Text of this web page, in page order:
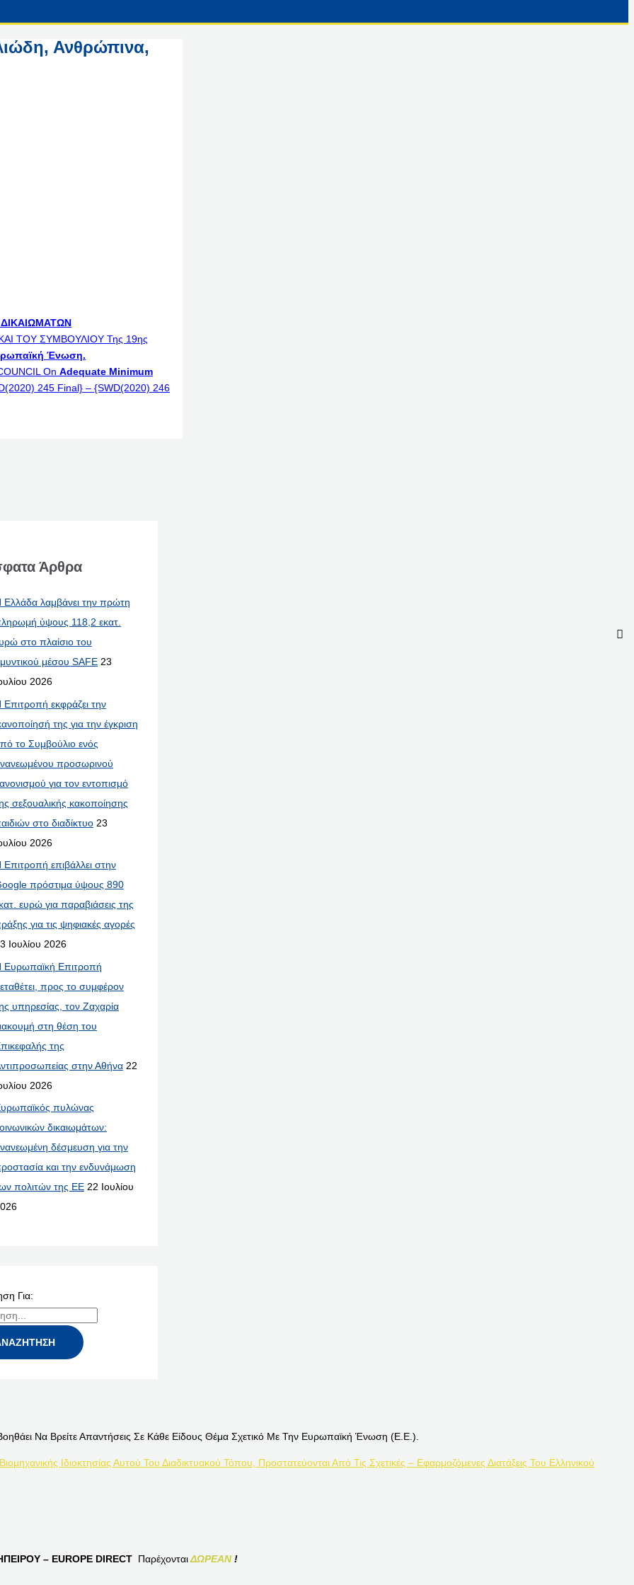
Ανθρώπινα,
ΤΟΥ ΣΥΜΒΟΥΛΙΟΥ Της 19ης
Ένωση.
On Adequate Minimum
245 Final} – {SWD(2020) 246
Άρθρα
Ελλάδα λαμβάνει την πρώτη
ύψους 118,2 εκατ.
στο πλαίσιο του
μέσου SAFE 23
2026
Επιτροπή εκφράζει την
της για την έγκριση
το Συμβούλιο ενός
προσωρινού
για τον εντοπισμό
σεξουαλικής κακοποίησης
στο διαδίκτυο 23
2026
Επιτροπή επιβάλλει στην
πρόστιμα ύψους 890
ευρώ για παραβιάσεις της
για τις ψηφιακές αγορές
Ιουλίου 2026
Ευρωπαϊκή Επιτροπή
προς το συμφέρον
υπηρεσίας, τον Ζαχαρία
στη θέση του
της
στην Αθήνα 22
2026
πυλώνας
δικαιωμάτων:
δέσμευση για την
και την ενδυνάμωση
πολιτών της ΕΕ 22 Ιουλίου
Για:
Να Βρείτε Απαντήσεις Σε Κάθε Είδους Θέμα Σχετικό Με Την Ευρωπαϊκή Ένωση (Ε.Ε.).
Ιδιοκτησίας Αυτού Του Διαδικτυακού Τόπου, Προστατεύονται Από Τις Σχετικές – Εφαρμοζόμενες Διατάξεις Του Ελληνικού
– EUROPE DIRECT ΠαρέχονταιΔΩΡΕΑΝ!